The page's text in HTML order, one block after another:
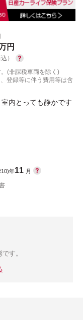
円
）
(非課税車両を除く)
登録等に伴う費用等は含
内とっても静かです
年11 月
す。